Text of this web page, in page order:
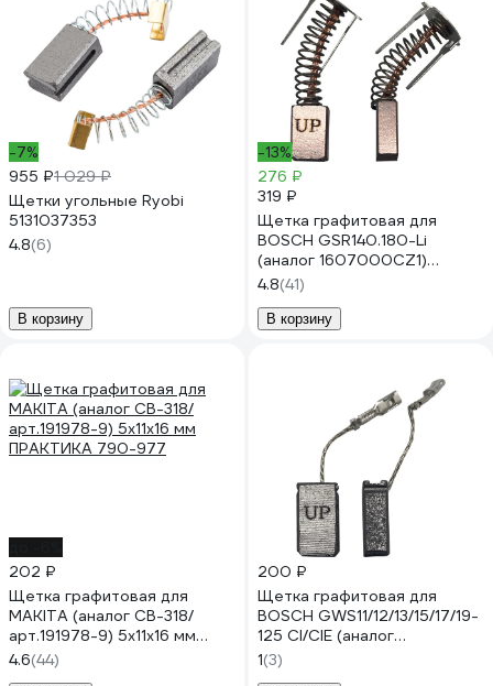
-7%
955 ₽1 029 ₽
Щетки угольные Ryobi
5131037353
4.8(6)
В корзину
-13%
276 ₽
319 ₽
Щетка графитовая для
BOSCH GSR140.180-Li
(аналог 1607000CZ1)
4.7x8х11 мм UNITED PARTS
90-0807
4.8(41)
В корзину
202 ₽
Щетка графитовая для
MAKITA (аналог CB-318/
арт.191978-9) 5x11x16 мм
ПРАКТИКА 790-977
4.6(44)
200 ₽
Щетка графитовая для
BOSCH GWS11/12/13/15/17/19-
125 CI/CIE (аналог
1607000V37, 1607000V53)
6x10x18 мм, автостоп UNITED
1(3)